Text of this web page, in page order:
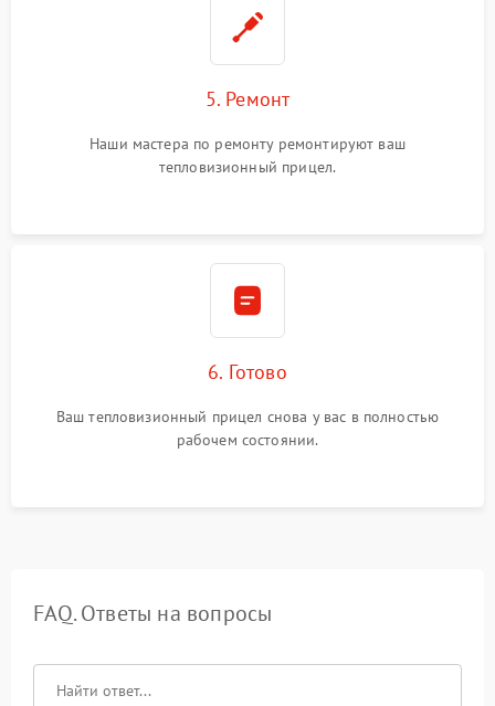
5. Ремонт
Наши мастера по ремонту ремонтируют ваш
тепловизионный прицел.
6. Готово
Ваш тепловизионный прицел снова у вас в полностью
рабочем состоянии.
FAQ. Ответы на вопросы